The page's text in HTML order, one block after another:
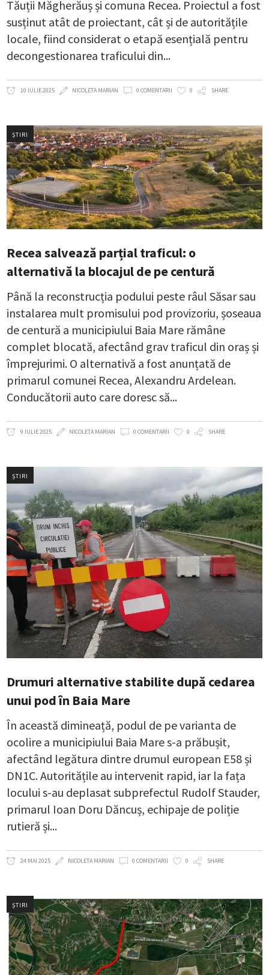
Tăuții Măgherăuș și comuna Recea. Proiectul a fost
susținut atât de proiectant, cât și de autoritățile
locale, fiind considerat o etapă esențială pentru
decongestionarea traficului din
10 IULIE 2025 NICOLETA MARIAN 0 COMENTARII 0 SHARE
ȘTIRI
Recea salvează parțial traficul: o
alternativă la blocajul de pe centură
Până la reconstrucția podului peste râul Săsar sau
instalarea mult promisului pod provizoriu, șoseaua
de centură a municipiului Baia Mare rămâne
complet blocată, afectând grav traficul din oraș și
împrejurimi. O alternativă a fost anunțată de
primarul comunei Recea, Alexandru Ardelean.
Conducătorii auto care doresc să
9 IULIE 2025 NICOLETA MARIAN 0 COMENTARII 0 SHARE
ȘTIRI
Drumuri alternative stabilite după cedarea
unui pod în Baia Mare
În această dimineață, podul de pe varianta de
ocolire a municipiului Baia Mare s-a prăbușit,
afectând legătura dintre drumul european E58 și
DN1C. Autoritățile au intervenit rapid, iar la fața
locului s-au deplasat subprefectul Rudolf Stauder,
primarul Ioan Doru Dăncuș, echipaje de poliție
rutieră și
24 MAI 2025 NICOLETA MARIAN 0 COMENTARII 0 SHARE
ȘTIRI